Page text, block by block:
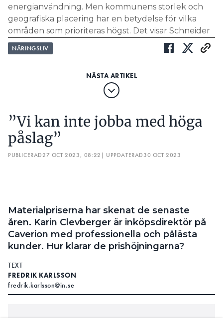
energianvändning. Men kommunens storlek och
geografiska placering har en betydelse för vilka
områden som prioriteras högst. Det visar Schneider
Electrics nya Kommunrapport.
TOPPLISTA: KOMMUNERNAS
ENERGIEFFEKTIVISERINGSÅTGÄRDER
Så stor andel av kommunerna
investerade i åtgärden under 2023:
Belysning 60%
Vatten och avlopp 7%
Gröna ytor och stadsplanering 5%
Industi och företag 5%
Energilagring och smarta nät 3%
Data och digitalisering 3%
Cybersäkerhet och övriga trygghetsåtgärder
Anpassning till klimatförändringar 2%
Avfallshantering 2%
Livsmedelsproduktion och jordbruk 0%
NÄRINGSLIV
”Vi kan inte jobba med höga
påslag”
PUBLICERAD27 OCT 2023, 08:22 | UPPDATERAD30 OCT 2023
Materialpriserna har skenat de senaste
åren. Karin Clevberger är inköpsdirektör på
Caverion med professionella och pålästa
kunder. Hur klarar de prishöjningarna?
TEXT
FREDRIK KARLSSON
fredrik.karlsson@in.se